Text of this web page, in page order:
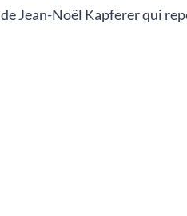
de Jean-Noël Kapferer qui